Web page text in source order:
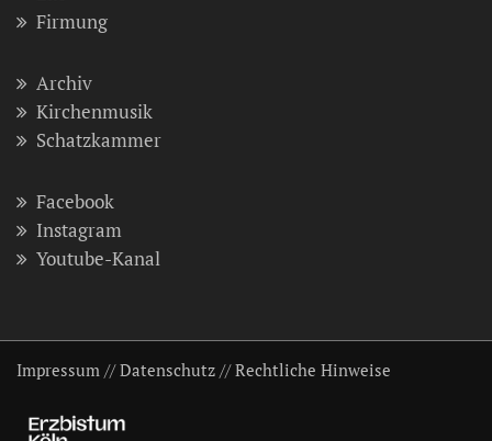
Firmung
Archiv
Kirchenmusik
Schatzkammer
Facebook
Instagram
Youtube-Kanal
Impressum //Datenschutz //Rechtliche Hinweise